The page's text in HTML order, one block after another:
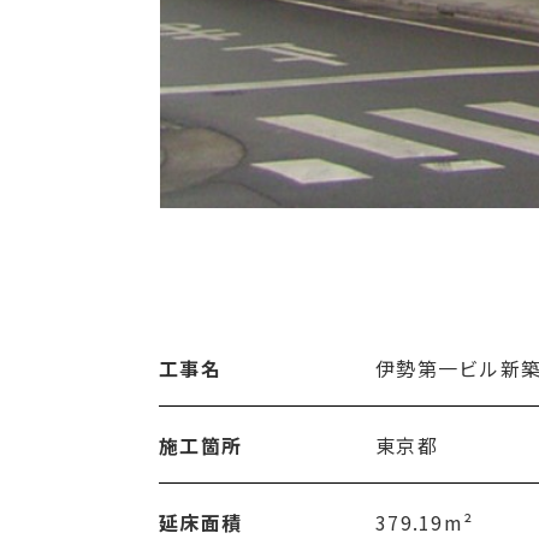
工事名 伊勢第一ビル新
施工箇所 東京都
延床面積 379.19m²